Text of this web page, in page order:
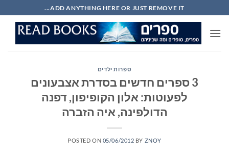
to
content
ADD ANYTHING HERE OR JUST REMOVE IT...
ספרות ילדים
3 ספרים חדשים בסדרת אצבעונים
לפעוטות: אלון הקופיפון, דפנה
הדולפינה, איה הזברה
POSTED ON 05/06/2012 BY ZNOY